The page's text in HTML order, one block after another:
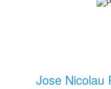
Jose Nicolau